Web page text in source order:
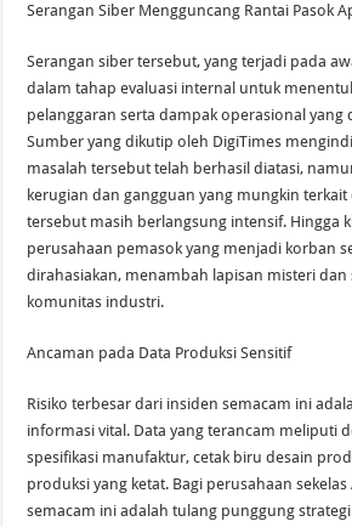
Serangan Siber Mengguncang Rantai Pasok
Serangan siber tersebut, yang terjadi pada
dalam tahap evaluasi internal untuk
pelanggaran serta dampak operasional yang
Sumber yang dikutip oleh DigiTimes
masalah tersebut telah berhasil diatasi,
kerugian dan gangguan yang mungkin
tersebut masih berlangsung intensif. Hingga
perusahaan pemasok yang menjadi korban
dirahasiakan, menambah lapisan misteri dan
komunitas industri.
Ancaman pada Data Produksi Sensitif
Risiko terbesar dari insiden semacam ini
informasi vital. Data yang terancam meliputi
spesifikasi manufaktur, cetak biru desain
produksi yang ketat. Bagi perusahaan
semacam ini adalah tulang punggung